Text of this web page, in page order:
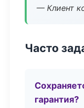
— Клиент
Часто
гарантия?